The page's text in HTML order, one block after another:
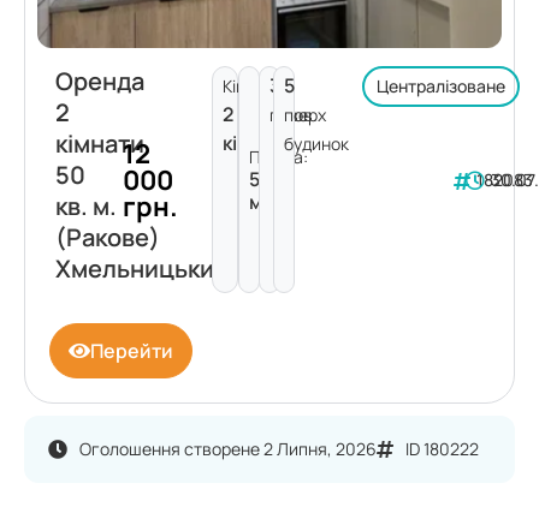
Оголошення створене 2 Липня, 2026 ID 180222
Оренда
2
кімнати
50
кв. м.
(Ракове)
Хмельницький
12
000
грн.
Кімнат:
2
кімнати
Площа:
50
м²
3
поверх
5
пов.
будинок
Централізоване
182083
Перейти